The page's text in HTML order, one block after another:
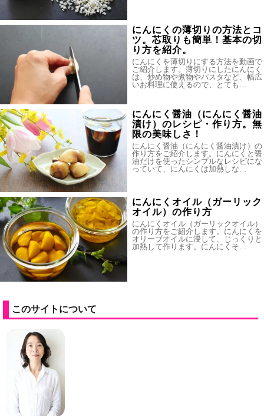
にんにくの薄切りの方法とコ
ツ。芯取りも簡単！基本の切
り方を紹介。
にんにくを薄切りにする方法を動画で
ご紹介します。薄切りにしたにんにく
は、炒め物や煮物やパスタなど、幅広
いお料理に使えるので、とても…
にんにく醤油（にんにく醤油
漬け）のレシピ・作り方。無
限の美味しさ！
にんにく醤油（にんにく醤油漬け）の
作り方をご紹介します。にんにくと醤
油だけを使ったシンプルなレシピにな
っていて、にんにくは加熱しな…
にんにくオイル（ガーリック
オイル）の作り方
にんにくオイル（ガーリックオイル）
の作り方をご紹介します。にんにくを
オリーブオイルに浸して、じっくりと
加熱して作ります。にんにくそ…
このサイトについて